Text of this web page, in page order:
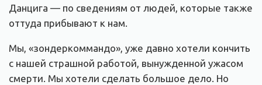
Данцига — по сведениям от людей, которые также
оттуда прибывают к нам.
Мы, «зондеркоммандо», уже давно хотели кончить
с нашей страшной работой, вынужденной ужасом
смерти. Мы хотели сделать большое дело. Но